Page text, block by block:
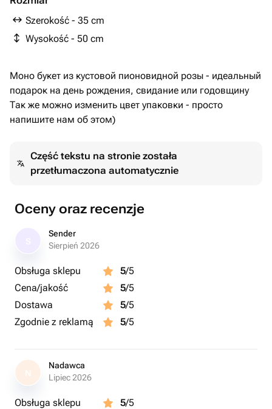
Szerokość - 35 cm
Wysokość - 50 cm
Моно букет из кустовой пионовидной розы - идеальный
подарок на день рождения, свидание или годовщину
Так же можно изменить цвет упаковки - просто
напишите нам об этом)
Część tekstu na stronie została
przetłumaczona automatycznie
Oceny oraz recenzje
Sender
Sierpień 2026
Obsługa sklepu 5/5
Cena/jakość
5/5
Dostawa
5/5
Zgodnie z reklamą
5/5
N
Nadawca
Lipiec 2026
Obsługa sklepu 5/5